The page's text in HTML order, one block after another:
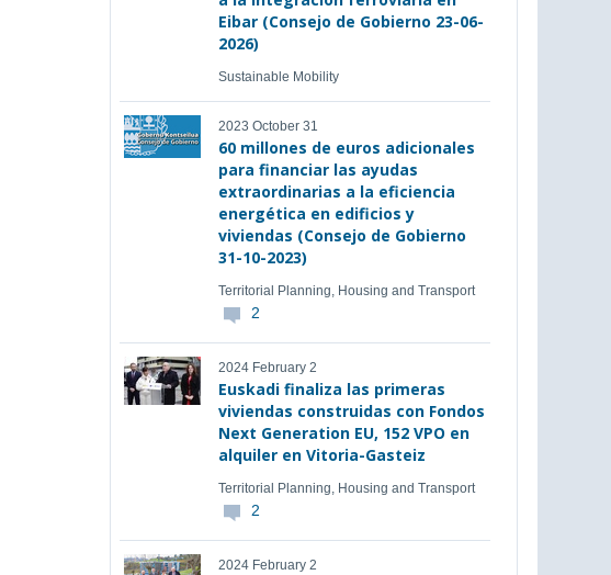
Eibar (Consejo de Gobierno 23-06-
2026)
Sustainable Mobility
2023 October 31
60 millones de euros adicionales
para financiar las ayudas
extraordinarias a la eficiencia
energética en edificios y
viviendas (Consejo de Gobierno
31-10-2023)
Territorial Planning, Housing and Transport
2
2024 February 2
Euskadi finaliza las primeras
viviendas construidas con Fondos
Next Generation EU, 152 VPO en
alquiler en Vitoria-Gasteiz
Territorial Planning, Housing and Transport
2
2024 February 2